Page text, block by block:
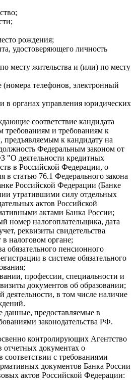
рождения;
удостоверяющего личность
месту жительства и (или) по месту
(номера телефонов, электронный
в органах управления юридических
соответствие кандидата
и требованиям к
предъявляемым к кандидату на
Федеральным законом от
"О деятельности кредитных
в Российской Федерации, о
в статью 76.1 Федерального закона
Российской Федерации (Банке
утратившими силу отдельных
актов Российской
актами Банка России;
номер налогоплательщика, дата
реквизиты свидетельства
в налоговом органе;
обязательного пенсионного
в системе обязательного
профессии, специальности и
документов об образовании;
деятельности, в том числе наличие
данные, предоставляемые в
законодательства РФ.
контролирующих Агентство
документах о
соответствии с требованиями
документов Банка России
актов Российской Федерации: